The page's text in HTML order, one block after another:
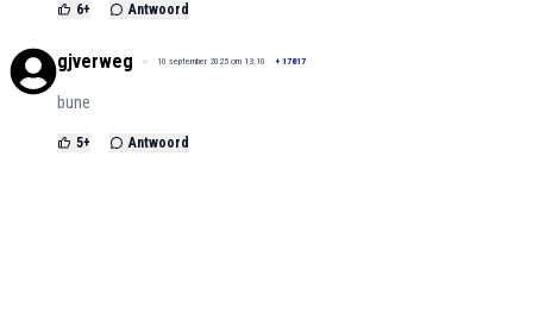
6+ Antwoord
gjverweg 10 september 2025 om 13:10 + 17817
bune
5+ Antwoord